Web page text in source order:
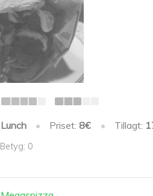
Lunch • Priset:8€ • Tillagt:
Betyg: 0